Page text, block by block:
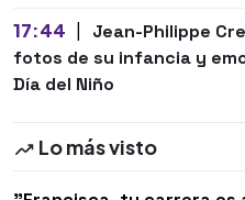
17:44
Jean-Philippe
fotos de su infancia y
Día del Niño
Lo más visto